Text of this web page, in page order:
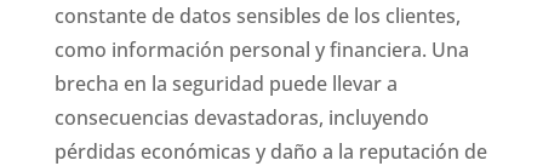
constante de datos sensibles de los clientes,
como información personal y financiera. Una
brecha en la seguridad puede llevar a
consecuencias devastadoras, incluyendo
pérdidas económicas y daño a la reputación de